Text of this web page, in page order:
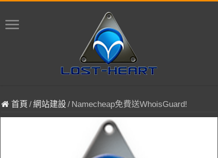
首頁 /網站建設 / Namecheap免費送WhoisGuard!